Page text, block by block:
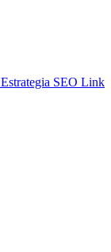
Estrategia SEO Link